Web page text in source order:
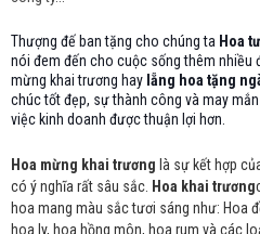
Thượng đế ban tặng cho chúng ta Hoa
nói đem đến cho cuộc sống thêm nhiều
mừng khai trương hay lẵng hoa tặng
chúc tốt đẹp, sự thành công và may
việc kinh doanh được thuận lợi hơn.
Hoa mừng khai trương là sự kết hợp
có ý nghĩa rất sâu sắc. Hoa khai trương
hoa mang màu sắc tươi sáng như: Hoa
hoa ly, hoa hồng môn, hoa rum và các